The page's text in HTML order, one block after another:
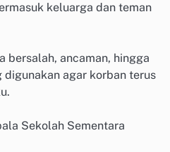
keluarga dan teman
bersalah, ancaman, hingga
agar korban terus
Sekolah Sementara